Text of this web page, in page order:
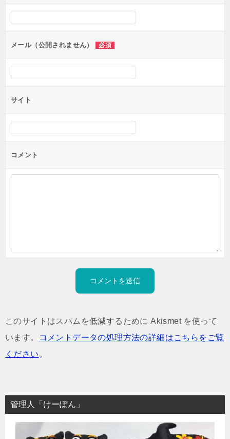
シ
ンメール（公開されません） 必須
サイト
コメント
このサイトはスパムを低減するために Akismet を使って
います。
コメントデータの処理方法の詳細はこちらをご覧
ください 。
管理人「けーぽん」